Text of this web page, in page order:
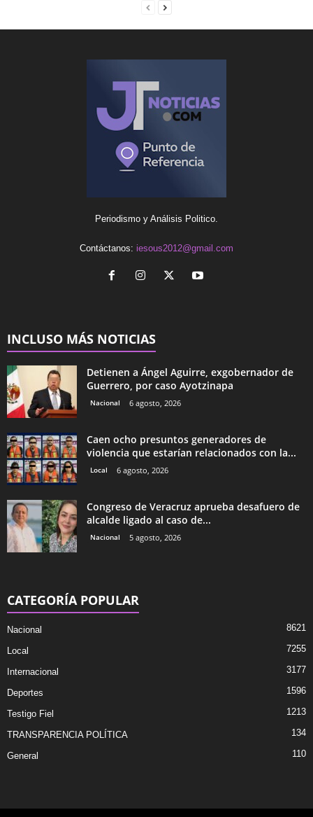
Periodismo y Análisis Politico.
Contáctanos: iesous2012@gmail.com
INCLUSO MÁS NOTICIAS
Detienen a Ángel Aguirre, exgobernador de
Guerrero, por caso Ayotzinapa
Nacional 6 agosto, 2026
Caen ocho presuntos generadores de
violencia que estarían relacionados con la...
Local 6 agosto, 2026
Congreso de Veracruz aprueba desafuero de
alcalde ligado al caso de...
Nacional 5 agosto, 2026
CATEGORÍA POPULAR
Nacional 8621
Local 7255
Internacional 3177
Deportes 1596
Testigo Fiel 1213
TRANSPARENCIA POLÍTICA 134
General 110